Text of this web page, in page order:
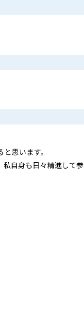
思います。
私自身も日々精進して参